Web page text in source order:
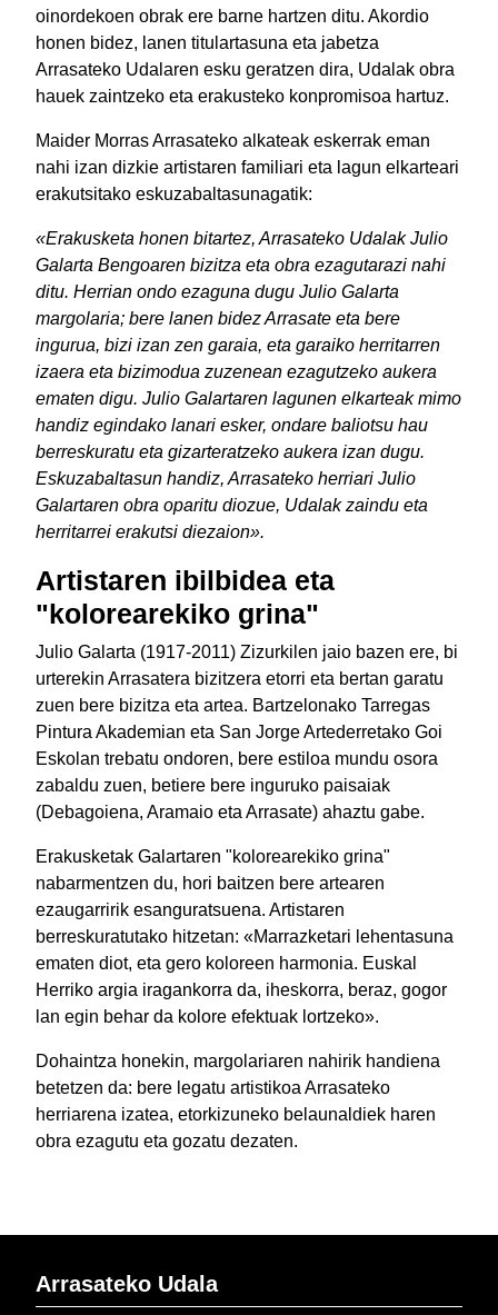
oinordekoen obrak ere barne hartzen ditu. Akordio
honen bidez, lanen titulartasuna eta jabetza
Arrasateko Udalaren esku geratzen dira, Udalak obra
hauek zaintzeko eta erakusteko konpromisoa hartuz.
Maider Morras Arrasateko alkateak eskerrak eman
nahi izan dizkie artistaren familiari eta lagun elkarteari
erakutsitako eskuzabaltasunagatik:
«Erakusketa honen bitartez, Arrasateko Udalak Julio
Galarta Bengoaren bizitza eta obra ezagutarazi nahi
ditu. Herrian ondo ezaguna dugu Julio Galarta
margolaria; bere lanen bidez Arrasate eta bere
ingurua, bizi izan zen garaia, eta garaiko herritarren
izaera eta bizimodua zuzenean ezagutzeko aukera
ematen digu. Julio Galartaren lagunen elkarteak mimo
handiz egindako lanari esker, ondare baliotsu hau
berreskuratu eta gizarteratzeko aukera izan dugu.
Eskuzabaltasun handiz, Arrasateko herriari Julio
Galartaren obra oparitu diozue, Udalak zaindu eta
herritarrei erakutsi diezaion».
Artistaren ibilbidea eta
"kolorearekiko grina"
Julio Galarta (1917-2011) Zizurkilen jaio bazen ere, bi
urterekin Arrasatera bizitzera etorri eta bertan garatu
zuen bere bizitza eta artea. Bartzelonako Tarregas
Pintura Akademian eta San Jorge Artederretako Goi
Eskolan trebatu ondoren, bere estiloa mundu osora
zabaldu zuen, betiere bere inguruko paisaiak
(Debagoiena, Aramaio eta Arrasate) ahaztu gabe.
Erakusketak Galartaren "kolorearekiko grina"
nabarmentzen du, hori baitzen bere artearen
ezaugarririk esanguratsuena. Artistaren
berreskuratutako hitzetan: «Marrazketari lehentasuna
ematen diot, eta gero koloreen harmonia. Euskal
Herriko argia iragankorra da, iheskorra, beraz, gogor
lan egin behar da kolore efektuak lortzeko».
Dohaintza honekin, margolariaren nahirik handiena
betetzen da: bere legatu artistikoa Arrasateko
herriarena izatea, etorkizuneko belaunaldiek haren
obra ezagutu eta gozatu dezaten.
Arrasateko Udala